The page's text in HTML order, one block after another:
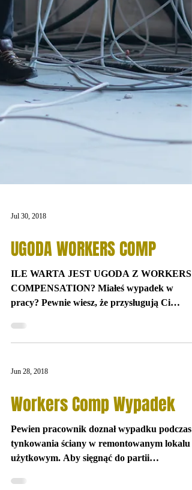
Jul 30, 2018
UGODA WORKERS COMP
COMPENSATION? Miałeś wypadek w
świadczenia pracownicze, w tym...
Jun 28, 2018